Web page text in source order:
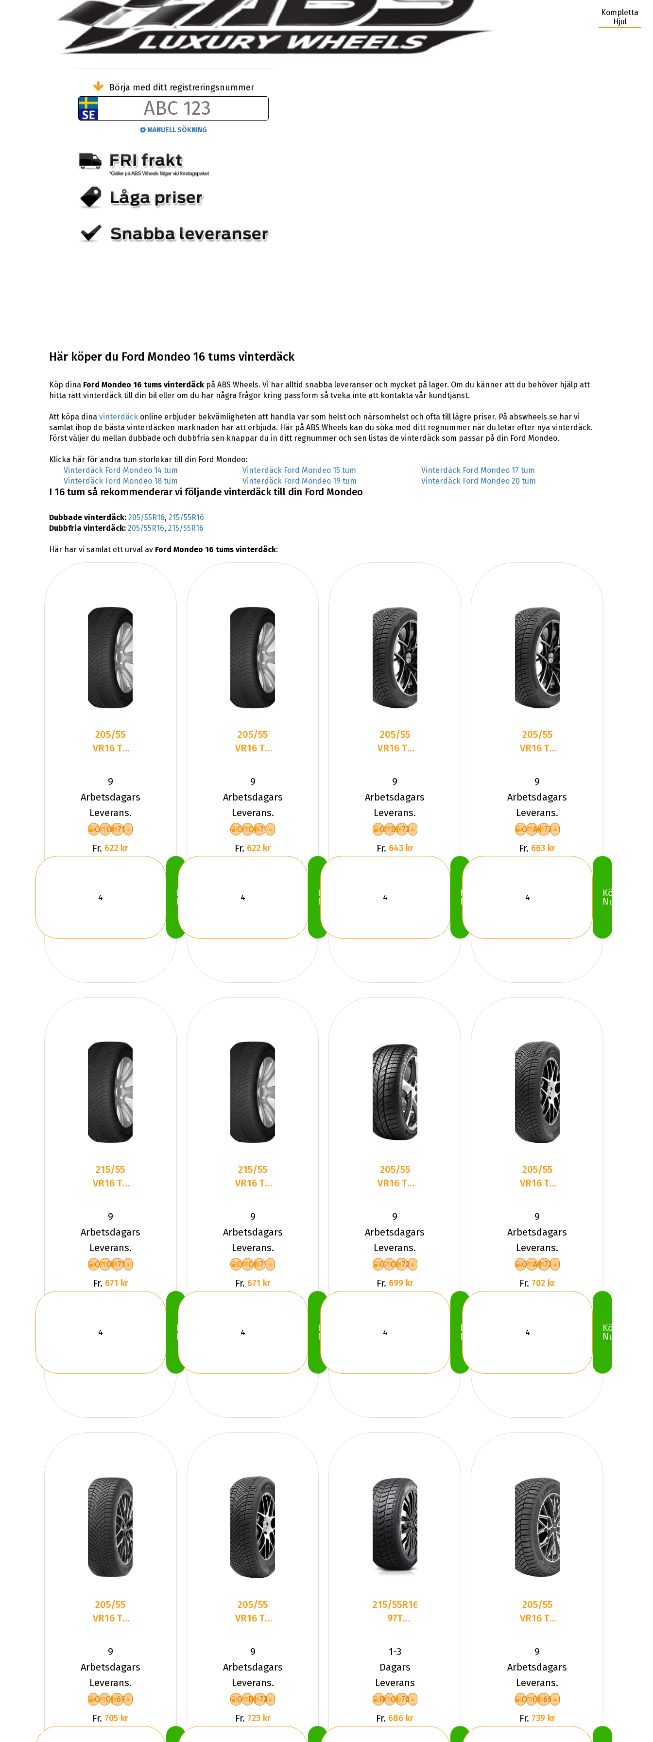
Kompletta
Hjul
Börja med ditt registreringsnummer
MANUELL SÖKNING
Här köper du Ford Mondeo 16 tums vinterdäck
Köp dina Ford Mondeo 16 tums vinterdäckpå ABS Wheels. Vi har alltid snabba leveranser och mycket på lager. Om du känner att du behöver hjälp att
hitta rätt vinterdäck till din bil eller om du har några frågor kring passform så tveka inte att kontakta vår kundtjänst.
Att köpa dina vinterdäckonline erbjuder bekvämligheten att handla var som helst och närsomhelst och ofta till lägre priser. På abswheels.se har vi
samlat ihop de bästa vinterdäcken marknaden har att erbjuda. Här på ABS Wheels kan du söka med ditt regnummer när du letar efter nya vinterdäck.
Först väljer du mellan dubbade och dubbfria sen knappar du in ditt regnummer och sen listas de vinterdäck som passar på din Ford Mondeo.
Klicka här för andra tum storlekar till din Ford Mondeo:
Vinterdäck Ford Mondeo 14 tum
Vinterdäck Ford Mondeo 15 tum
Vinterdäck Ford Mondeo 17 tum
Vinterdäck Ford Mondeo 18 tum
Vinterdäck Ford Mondeo 19 tum Vinterdäck Ford Mondeo 20 tum
I 16 tum så rekommenderar vi följande vinterdäck till din Ford Mondeo
Dubbade vinterdäck: 205/55R16, 215/55R16
Dubbfria vinterdäck: 205/55R16, 215/55R16
Här har vi samlat ett urval av Ford Mondeo 16 tums vinterdäck:
205/55
VR16 TL
DASP-
PLUS XL
9
Arbetsdagars
Leverans.
C C 71
Fr. 622 kr
Köp
Nu
205/55
VR16 TL
DASP-
PLUS XL
9
Arbetsdagars
Leverans.
C C 71
Fr. 622 kr
Köp
Nu
205/55
VR16 TL
DELINTE
AW6 XL
9
Arbetsdagars
Leverans.
C B 72
Fr. 643 kr
Köp
Nu
205/55
VR16 TL
DELINTE
AW6
9
Arbetsdagars
Leverans.
C A 72
Fr. 663 kr
Köp
Nu
215/55
VR16 TL
DASP-
PLUS XL
9
Arbetsdagars
Leverans.
C C 71
Fr. 671 kr
Köp
Nu
215/55
VR16 TL
DASP-
PLUS XL
9
Arbetsdagars
Leverans.
C C 71
Fr. 671 kr
Köp
Nu
205/55
VR16 TL
4-
SEASON
XL
9
Arbetsdagars
Leverans.
C C 72
Fr. 699 kr
Köp
Nu
205/55
VR16 TL
ALLSEASON
6
9
Arbetsdagars
Leverans.
C A 72
Fr. 702 kr
Köp
Nu
205/55
VR16 TL
DELINTE
AW7 XL
9
Arbetsdagars
Leverans.
C C 69
Fr. 705 kr
205/55
VR16 TL
ALLSEASON
6 XL
9
Arbetsdagars
Leverans.
C B 72
Fr. 723 kr
215/55R16
97T
SNOW-H
MSL01 XL
Fr
1-3
Dagars
Leverans
B C 70
Fr. 686 kr
205/55
VR16 TL
LANDSAIL
4-
SEASONS
3 XL
9
Arbetsdagars
Leverans.
C C 69
Fr. 739 kr